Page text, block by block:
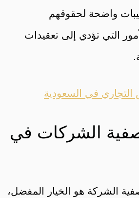
واضحة لحقوقهم
التي تؤدي إلى تعقيدات
التجاري في السعودية
الشركات في
الشركة هو الخيار المفضل،